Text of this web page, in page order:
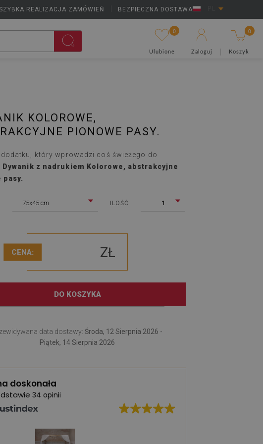
REALIZACJA ZAMÓWIEŃ BEZPIECZNA DOSTAWA
0
Ulubione Zaloguj
0
Koszyk
KOLOROWE,
PIONOWE PASY.
który wprowadzi coś świeżego do
Dywanik z nadrukiem Kolorowe, abstrakcyjne
pasy.
75x45 cm ILOŚĆ 1
CENA: ZŁ
DO KOSZYKA
data dostawy: Środa, 12 Sierpnia 2026 -
Piątek, 14 Sierpnia 2026
doskonała
34 opinii